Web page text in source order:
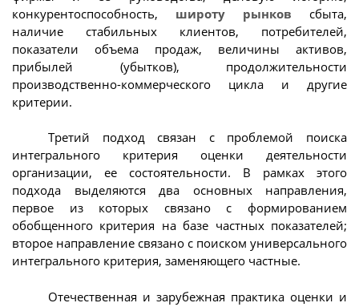
конкурентоспособность, широту рынков сбыта,
наличие стабильных клиентов, потребителей,
показатели объема продаж, величины активов,
прибылей (убытков), продолжительности
производственно-коммерческого цикла и другие
критерии.
Третий подход связан с проблемой поиска
интегрального критерия оценки деятельности
организации, ее состоятельности. В рамках этого
подхода выделяются два основных направления,
первое из которых связано с формированием
обобщенного критерия на базе частных показателей;
второе направление связано с поиском универсального
интегрального критерия, заменяющего частные.
Отечественная и зарубежная практика оценки и